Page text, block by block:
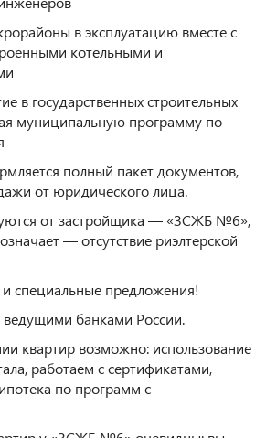
в эксплуатацию вместе с
котельными и
в государственных строительных
муниципальную программу по
полный пакет документов,
от юридического лица.
от застройщика — «ЗСЖБ №6»,
— отсутствие риэлтерской
и специальные предложения!
банками России.
квартир возможно: использование
работаем с сертификатами,
по программ с